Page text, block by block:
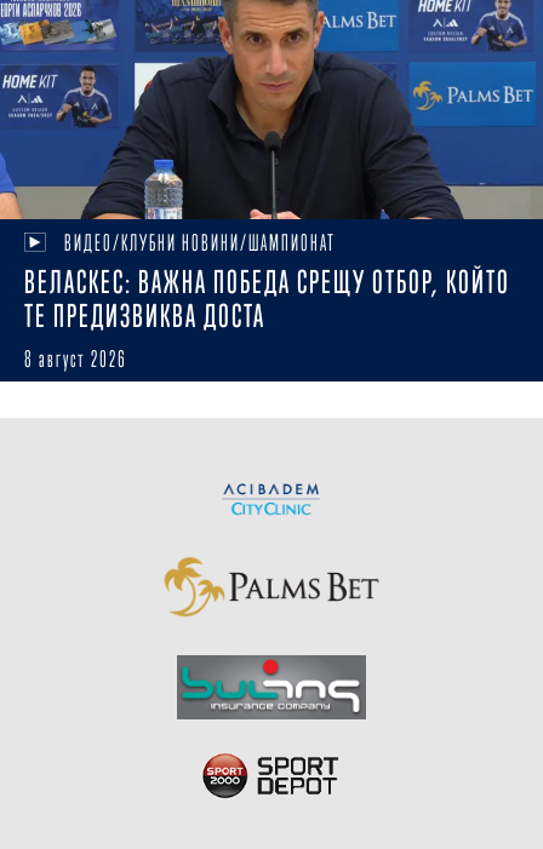
ВИДЕО/КЛУБНИ НОВИНИ/ШАМПИОНАТ
ВЕЛАСКЕС: ВАЖНА ПОБЕДА СРЕЩУ ОТБОР, КОЙТО
ТЕ ПРЕДИЗВИКВА ДОСТА
8 август 2026